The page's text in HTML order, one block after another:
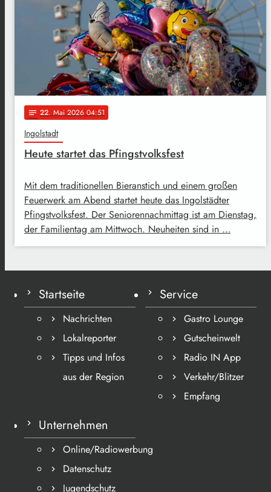
notes 22. Mai 2026 04:51
Ingolstadt
Heute startet das Pfingstvolksfest
Mit dem traditionellen Bieranstich und einem großen
Feuerwerk am Abend startet heute das Ingolstädter
Pfingstvolksfest. Der Seniorennachmittag ist am Dienstag,
der Familientag am Mittwoch. Neuheiten sind in …
Startseite
Nachrichten
Lokalreporter
Tipps und Infos
aus der Region
Service
Gastro Lounge
Gutscheinwelt
Radio IN App
Verkehr/Blitzer
Empfang
Unternehmen
Online/Radiowerbung
Datenschutz
Jugendschutz